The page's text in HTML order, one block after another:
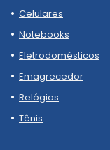
Celulares
Notebooks
Eletrodomésticos
Emagrecedor
Relógios
Tênis